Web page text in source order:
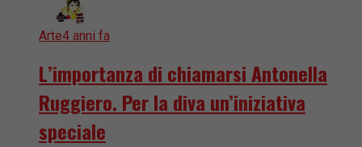
Arte4 anni fa
L’importanza di chiamarsi Antonella
Ruggiero. Per la diva un’iniziativa
speciale